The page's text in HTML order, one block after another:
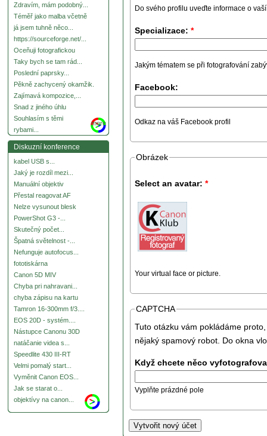
Zdravím, mám podobný...
Téměř jako malba včetně
já jsem tuhně něco...
https://sourceforge.net/...
Oceňuji fotografickou
Taky bych se tam rád...
Poslední paprsky...
Pěkně zachycený okamžik.
Zajímavá kompozice,...
Snad z jiného úhlu
Souhlasím s těmi
rybami...
more
Diskuzní konference
kabel USB s...
Jaký je rozdíl mezi...
Manuální objektiv
Přestal reagovat AF
Nelze vysunout blesk
PowerShot G3 -...
Skutečný počet...
Špatná světelnost -...
Nefunguje autofocus...
fototiskárna
Canon 5D MIV
Chyba pri nahravani...
chyba zápisu na kartu
Tamron 16-300mm f/3....
EOS 20D - systém....
Nástupce Canonu 30D
natáčanie videa s...
Speedlite 430 III-RT
Velmi pomalý start...
Vyměnit Canon EOS...
Jak se starat o...
objektívy na canon...
Do svého profilu uveďte informace o
Specializace: *
Jakým tématem se při fotografování
Facebook:
Odkaz na váš Facebook profil
Obrázek
Select an avatar: *
Your virtual face or picture.
CAPTCHA
Tuto otázku vám pokládáme
nějaký spamový robot. Do okna
Když chcete něco
Vyplňte prázdné pole